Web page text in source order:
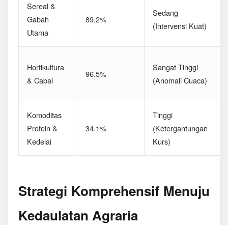
Sereal &
Gabah
Utama
89.2%
Sedang
(Intervensi Kuat)
Hortikultura
& Cabai
96.5%
Sangat Tinggi
(Anomali Cuaca)
Komoditas
Protein &
Kedelai
34.1%
Tinggi
(Ketergantungan
Kurs)
Strategi Komprehensif Menuju
Kedaulatan Agraria